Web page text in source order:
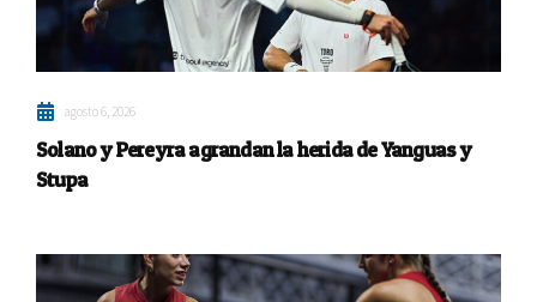
agosto 6, 2026
Solano y Pereyra agrandan la herida de Yanguas y
Stupa